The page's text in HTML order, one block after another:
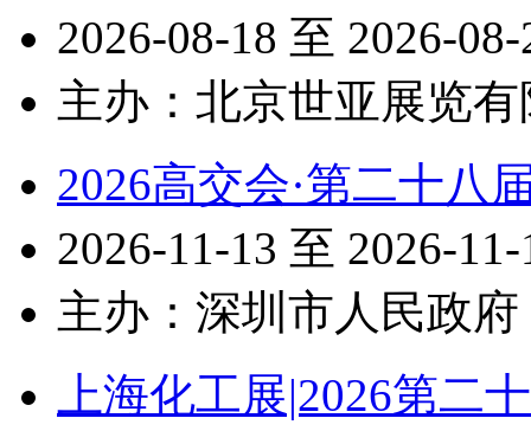
2026-08-18 至 2026-
主办：北京世亚展览
2026高交会·第二十八
2026-11-13 至 2026-
主办：深圳市人民政府
上海化工展|2026第二